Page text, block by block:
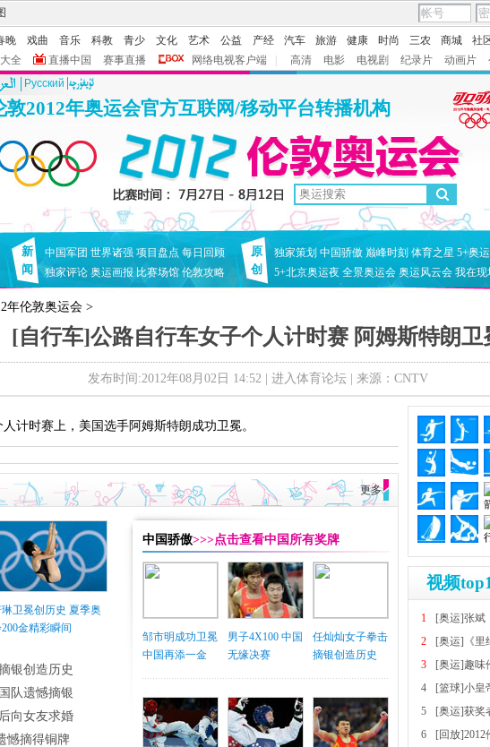
晚 戏曲 音乐 科教 青少 文化 艺术 公益 产经 汽车 旅游 健康 时尚 三农 商城 社
全 直播中国 赛事直播 网络电视客户端 高清 电影 电视剧 纪录片 动画片
Pусский
敦2012年奥运会官方互联网/移动平台转播机构
新
闻
中国军团 世界诸强 项目盘点 每日回顾
独家评论 奥运画报 比赛场馆 伦敦攻略
原
创
独家策划 中国骄傲 巅峰时刻 体育之星 5+奥
5+北京奥运夜 全景奥运会 奥运风云会 我在现
年伦敦奥运会 >
[自行车]公路自行车女子个人计时赛 阿姆斯特朗卫
发布时间:2012年08月02日 14:52 | 进入体育论坛 | 来源：CNTV
计时赛上，美国选手阿姆斯特朗成功卫冕。
更多
琳卫冕创历史 夏季奥
金精彩瞬间
银创造历史
队遗憾摘银
向女友求婚
憾摘得铜牌
中国骄傲>>>点击查看中国所有奖牌
邹市明成功卫冕
中国再添一金
男子4X100 中国
无缘决赛
任灿灿女子拳击
摘银创造历史
视频
1
[奥运]张斌
2
[奥运]《里
3
[奥运]趣味
4
[篮球]小皇
5
[奥运]获奖
6
[回放